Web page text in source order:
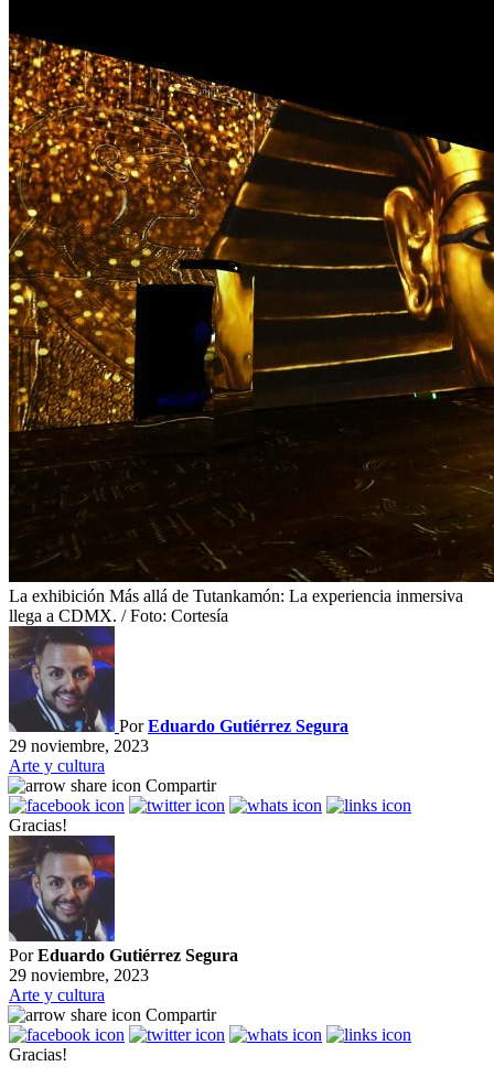
La exhibición Más allá de Tutankamón: La experiencia inmersiva
llega a CDMX. / Foto: Cortesía
PorEduardo Gutiérrez Segura
29 noviembre, 2023
Arte y cultura
Compartir
Gracias!
PorEduardo Gutiérrez Segura
29 noviembre, 2023
Arte y cultura
Compartir
Gracias!